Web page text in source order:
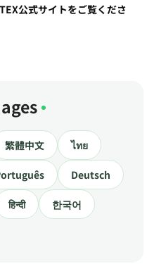
公式サイトをご覧くださ
繁體中文 ไทย
Deutsch
हिन्दी 한국어